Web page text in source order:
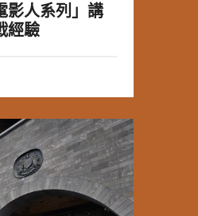
影人系列」講
經驗